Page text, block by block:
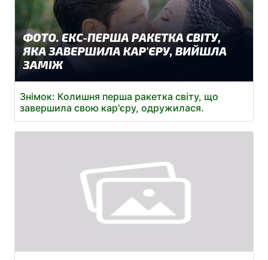
Знімок: Колишня перша ракетка світу, що
завершила свою кар'єру, одружилася.